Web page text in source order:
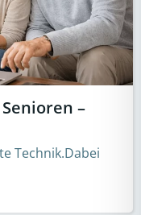
–
Technik.Dabei